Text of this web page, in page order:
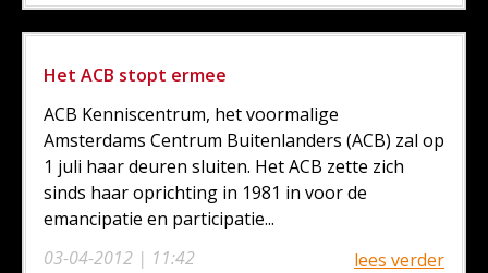
Het ACB stopt ermee
03-04-2012 | 11:42
ACB Kenniscentrum, het voormalige
Amsterdams Centrum Buitenlanders (ACB) zal op
1 juli haar deuren sluiten. Het ACB zette zich
sinds haar oprichting in 1981 in voor de
emancipatie en participatie...
lees verder